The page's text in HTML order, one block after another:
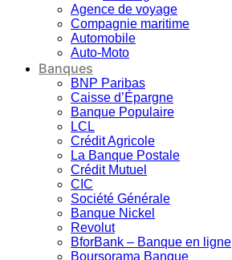
Agence de voyage
Compagnie maritime
Automobile
Auto-Moto
Banques
BNP Paribas
Caisse d’Épargne
Banque Populaire
LCL
Crédit Agricole
La Banque Postale
Crédit Mutuel
CIC
Société Générale
Banque Nickel
Revolut
BforBank – Banque en ligne
Boursorama Banque